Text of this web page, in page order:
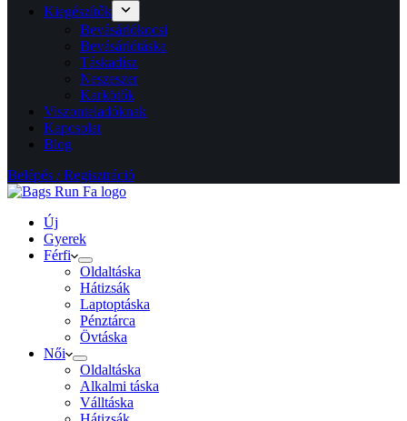
Kiegészítők
Bevásárlókocsi
Bevásárlótáska
Táskadísz
Neszeszer
Karkötők
Viszonteladóknak
Kapcsolat
Blog
Belépés / Regisztráció
Új
Gyerek
Férfi
Oldaltáska
Hátizsák
Laptoptáska
Pénztárca
Övtáska
Női
Oldaltáska
Alkalmi táska
Válltáska